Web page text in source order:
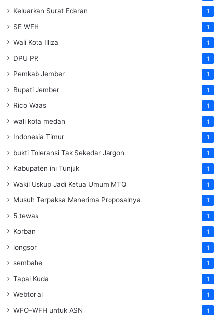
Keluarkan Surat Edaran 1
SE WFH 1
Wali Kota Illiza 1
DPU PR 1
Pemkab Jember 1
Bupati Jember 1
Rico Waas 1
wali kota medan 1
Indonesia Timur 1
bukti Toleransi Tak Sekedar Jargon 1
Kabupaten ini Tunjuk 1
Wakil Uskup Jadi Ketua Umum MTQ 1
Musuh Terpaksa Menerima Proposalnya 1
5 tewas 1
Korban 1
longsor 1
sembahe 1
Tapal Kuda 1
Webtorial 1
WFO–WFH untuk ASN 1